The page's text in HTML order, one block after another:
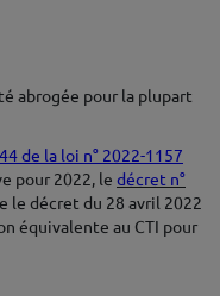
abrogée pour la plupart
de la loi n° 2022-1157
pour 2022, le décret n°
le décret du 28 avril 2022
équivalente au CTI pour